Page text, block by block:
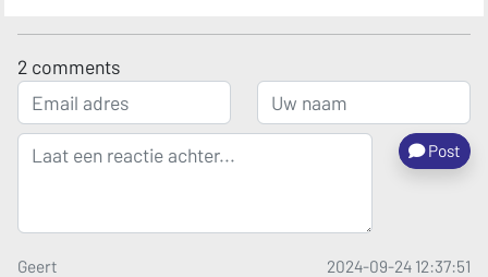
2 comments
Post
Geert 2024-09-24 12:37:51